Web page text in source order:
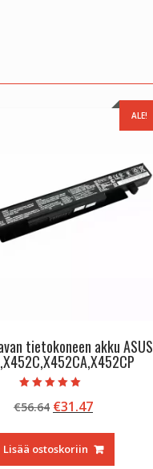
ALE!
tietokoneen akku ASUS
tuotteesta:
5.00
€56.64 Alkuperäinen
oli:
€56.64.
€31.47Nykyinen
on:
€31.47.
Lisää ostoskoriin